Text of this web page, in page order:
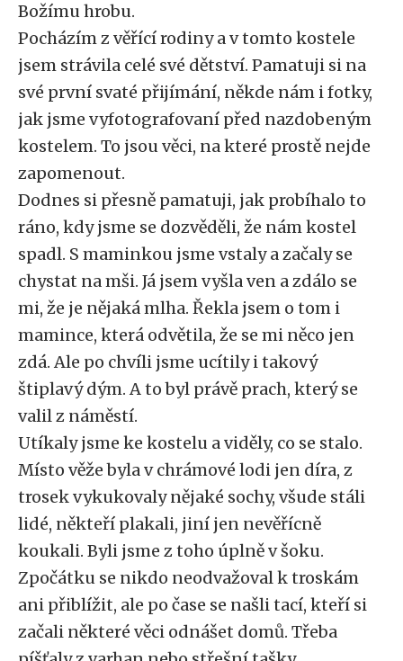
Božímu hrobu.
Pocházím z věřící rodiny a v tomto kostele
jsem strávila celé své dětství. Pamatuji si na
své první svaté přijímání, někde nám i fotky,
jak jsme vyfotografovaní před nazdobeným
kostelem. To jsou věci, na které prostě nejde
zapomenout.
Dodnes si přesně pamatuji, jak probíhalo to
ráno, kdy jsme se dozvěděli, že nám kostel
spadl. S maminkou jsme vstaly a začaly se
chystat na mši. Já jsem vyšla ven a zdálo se
mi, že je nějaká mlha. Řekla jsem o tom i
mamince, která odvětila, že se mi něco jen
zdá. Ale po chvíli jsme ucítily i takový
štiplavý dým. A to byl právě prach, který se
valil z náměstí.
Utíkaly jsme ke kostelu a viděly, co se stalo.
Místo věže byla v chrámové lodi jen díra, z
trosek vykukovaly nějaké sochy, všude stáli
lidé, někteří plakali, jiní jen nevěřícně
koukali. Byli jsme z toho úplně v šoku.
Zpočátku se nikdo neodvažoval k troskám
ani přiblížit, ale po čase se našli tací, kteří si
začali některé věci odnášet domů. Třeba